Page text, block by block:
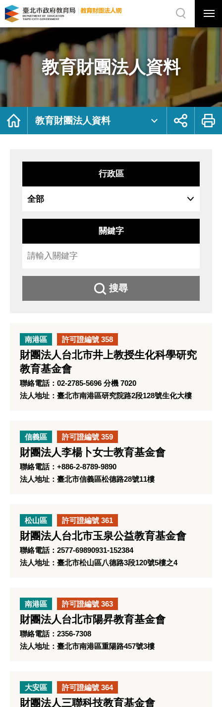
教
育
團
資
料
府
局
法
網
站
選
選
單
關
網
站
尋
教育財團法人資料
首
教育財團法人資料
展
鈕
列
行政區
關鍵字
搜尋
南港區 許可證編號 358
財團法人台北市井上教授生化科學研究
教育基金會
聯絡電話：02-2785-5696 分機 7020
法人地址：臺北市南港區研究院路2段128號生化大樓
信義區 許可證編號 359
財團法人李楊卜女士教育基金會
聯絡電話：+886-2-8789-9890
法人地址：臺北市信義區松德路28號11樓
松山區 許可證編號 361
財團法人台北市玉泉公益教育基金會
聯絡電話：2577-69890931-152384
法人地址：臺北市松山區八德路3段120號5樓之4
南港區 許可證編號 363
財團法人台北市陽昇教育基金會
聯絡電話：2356-7308
法人地址：臺北市南港區重陽路457號3樓
大安區 許可證編號 364
財團法人三聯科技教育基金會